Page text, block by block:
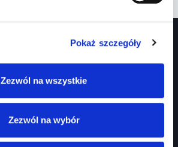
Pokaż szczegóły
Zezwól na wszystkie
Zezwól na wybór